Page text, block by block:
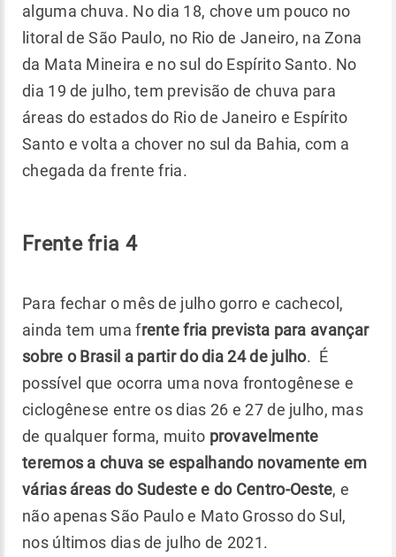
alguma chuva. No dia 18, chove um pouco no
litoral de São Paulo, no Rio de Janeiro, na Zona
da Mata Mineira e no sul do Espírito Santo. No
dia 19 de julho, tem previsão de chuva para
áreas do estados do Rio de Janeiro e Espírito
Santo e volta a chover no sul da Bahia, com a
chegada da frente fria.
Frente fria 4
Para fechar o mês de julho gorro e cachecol,
ainda tem uma frente fria prevista para avançar
sobre o Brasil a partir do dia 24 de julho. É
possível que ocorra uma nova frontogênese e
ciclogênese entre os dias 26 e 27 de julho, mas
de qualquer forma, muito provavelmente
teremos a chuva se espalhando novamente em
várias áreas do Sudeste e do Centro-Oeste, e
não apenas São Paulo e Mato Grosso do Sul,
nos últimos dias de julho de 2021.